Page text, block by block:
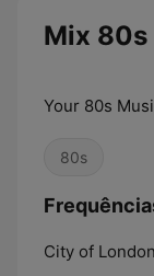
Mix 80s
Your 80s
80s
City of